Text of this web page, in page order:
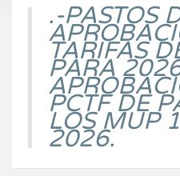
.-PASTOS
TARIFAS
PARA
PCTF DE
LOS MUP
2026.